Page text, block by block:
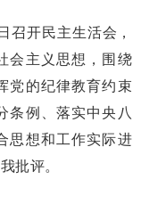
召开民主生活会，
会主义思想，围绕
党的纪律教育约束
条例、落实中央八
思想和工作实际进
批评。